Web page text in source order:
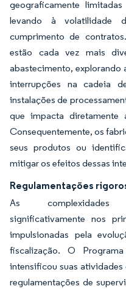
geograficamente
levando à volatilidade
cumprimento de
estão cada vez mais
abastecimento, explorando
interrupções na cadeia
instalações de
que impacta diretamente
Consequentemente, os
seus produtos ou
mitigar os efeitos dessas
Regulamentações
As complexidades
significativamente nos
impulsionadas pela
fiscalização. O
intensificou suas
regulamentações de